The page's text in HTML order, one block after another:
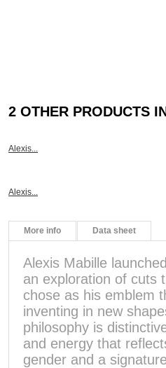
2 OTHER PRODUCTS
Alexis...
Alexis...
More info Data sheet
Alexis Mabille
an exploration of cuts
chose as his emblem
inventing in new
philosophy is
and energy that
gender and a